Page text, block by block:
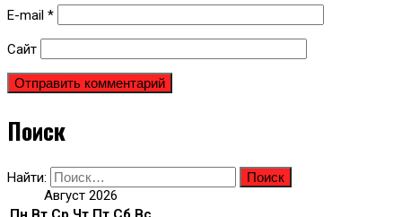
E-mail *
Сайт
Поиск
Найти:
Август 2026